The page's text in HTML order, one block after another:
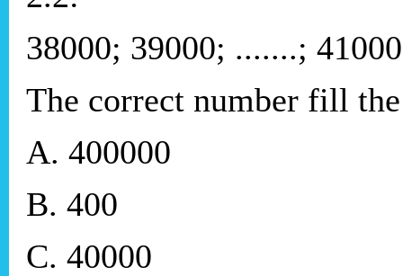
38000; 39000; .......;
The correct number fill
A. 400000
B. 400
C. 40000